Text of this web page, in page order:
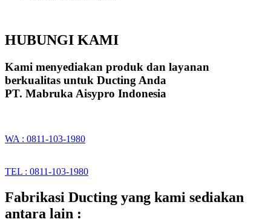
HUBUNGI KAMI
Kami menyediakan produk dan layanan
berkualitas untuk Ducting Anda
PT. Mabruka Aisypro Indonesia
WA : 0811-103-1980
TEL : 0811-103-1980
Fabrikasi Ducting yang kami sediakan
antara lain :